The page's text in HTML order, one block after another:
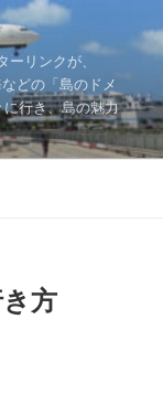
リンクが、
どの「島のドメ
行き、島の魅力
方